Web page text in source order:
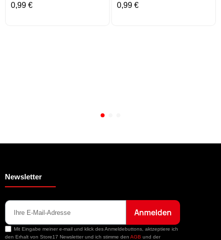
0,99 € 0,99 €
Newsletter
Anmelden
Mit Eingabe meiner e-mail und klick des Anmeldebuttons, aktzeptiere ich
den Erhalt von Store17 Newsletter und ich stimme den AGB und der